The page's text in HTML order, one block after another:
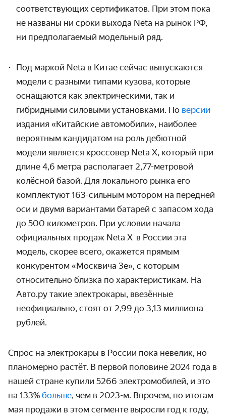
соответствующих сертификатов. При этом пока
не названы ни сроки выхода Neta на рынок РФ,
ни предполагаемый модельный ряд.
Под маркой Neta в Китае сейчас выпускаются
модели с разными типами кузова, которые
оснащаются как электрическими, так и
гибридными силовыми установками. По версии
издания «Китайские автомобили», наиболее
вероятным кандидатом на роль дебютной
модели является кроссовер Neta X, который при
длине 4,6 метра располагает 2,77-метровой
колёсной базой. Для локального рынка его
комплектуют 163-сильным мотором на передней
оси и двумя вариантами батарей с запасом хода
до 500 километров. При условии начала
официальных продаж Neta X в России эта
модель, скорее всего, окажется прямым
конкурентом «Москвича 3е», с которым
относительно близка по характеристикам. На
Авто.ру такие электрокары, ввезённые
неофициально, стоят от 2,99 до 3,13 миллиона
рублей.
Спрос на электрокары в России пока невелик, но
планомерно растёт. В первой половине 2024 года в
нашей стране купили 5266 электромобилей, и это
на 133% больше, чем в 2023-м. Впрочем, по итогам
мая продажи в этом сегменте выросли год к году,